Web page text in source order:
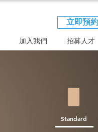
立即預約
加入我們 招募人才
Standard